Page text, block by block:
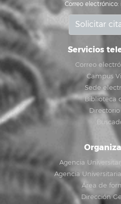
Correo electrónico:
Solicitar
Servicios
Correo
Campus
Sede
Biblioteca
Directorio
Agencia
Agencia
Área de
Dirección